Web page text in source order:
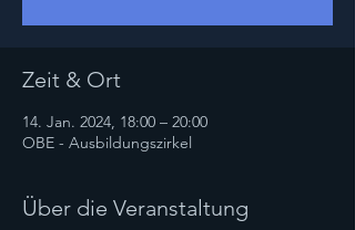
Zeit & Ort
14. Jan. 2024, 18:00 – 20:00
OBE - Ausbildungszirkel
Über die Veranstaltung